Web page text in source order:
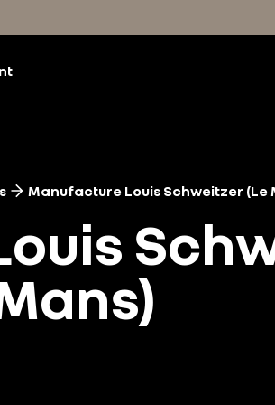
Manufacture Louis Schweitzer (Le